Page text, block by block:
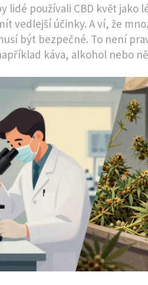
lidé používali CBD květ jako
vedlejší účinky. A ví, že
být bezpečné. To není
káva, alkohol nebo